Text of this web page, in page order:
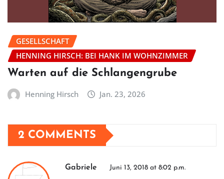
GESELLSCHAFT
HENNING HIRSCH: BEI HANK IM WOHNZIMMER
Warten auf die Schlangengrube
Henning Hirsch Jan. 23, 2026
2 COMMENTS
Gabriele Juni 13, 2018 at 8:02 p.m.